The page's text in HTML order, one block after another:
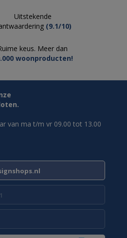
Uitstekende
(9.1/10)
keus. Meer dan
woonproducten!
van ma t/m vr 09.00 tot 13.00